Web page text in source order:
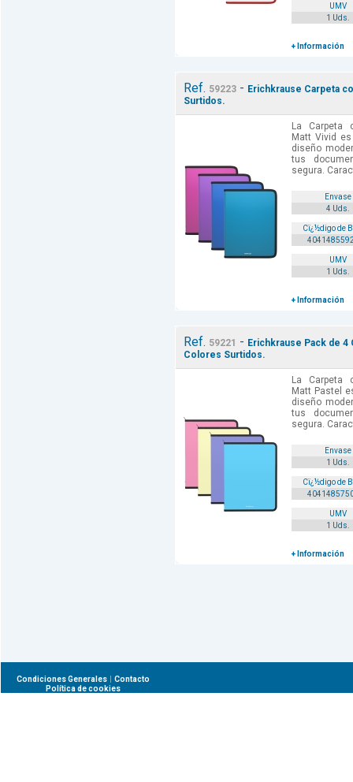
UMV
1 Uds.
+ Información
Ref. 59223 - Erichkrause Carpeta
Surtidos.
La Carpeta
Matt Vivid
diseño
tus
segura.
Envase
4 Uds.
Cï¿½digo de
UMV
1 Uds.
+ Información
Ref. 59221 - Erichkrause Pack de
Colores Surtidos.
La Carpeta
Matt Pastel
diseño
tus
segura.
Envase
1 Uds.
Cï¿½digo de
UMV
1 Uds.
+ Información
Condiciones Generales | Contacto
Política de cookies